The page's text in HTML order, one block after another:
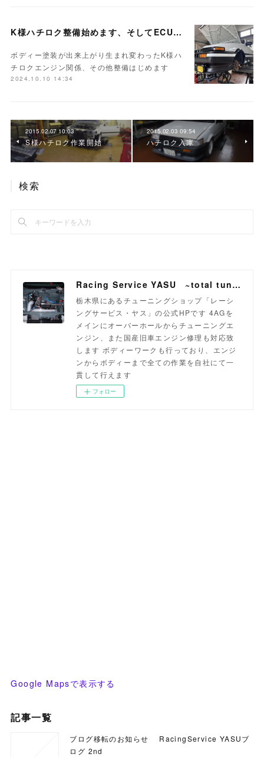
K様ハチロク整備始めます、そしてECUセッティング
ボディー塗装が出来上がり生まれ変わったK様ハ
チロクエンジン関係、その他整備はじめます
2024.10.10 14:34
2015.02.07 10:03
S様ハチロク作業開始
2015.02.03 09:54
ハチロク入庫
検索
Racing Service YASU ~total tuning proshop~
栃木県にあるチューニングショップ「レーシ
ングサービス・ヤス」の公式HPです 4AGを
メインにオーバーホールからチューニングエ
ンジン、また国産旧車エンジン修理も対応致
します ボディーワークも行っており、エンジ
ンからボディーまで全ての作業を自社にて一
貫して行えます
フォロー
Google Mapsで表示する
記事一覧
ブログ移転のお知らせ RacingService YASUブ
ログ 2nd